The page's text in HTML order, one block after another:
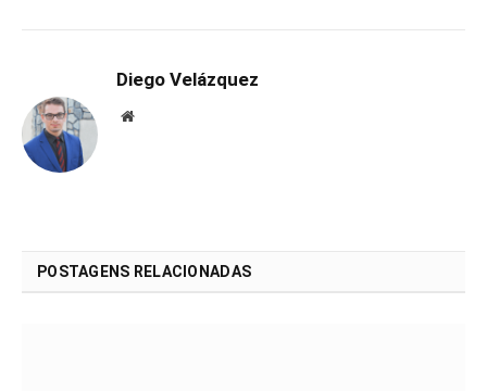
Diego Velázquez
Website
POSTAGENS RELACIONADAS